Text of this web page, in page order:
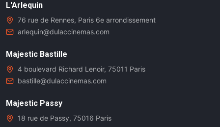
L'Arlequin
76 rue de Rennes, Paris 6e arrondissement
arlequin@dulaccinemas.com
Majestic Bastille
4 boulevard Richard Lenoir, 75011 Paris
bastille@dulaccinemas.com
Majestic Passy
18 rue de Passy, 75016 Paris